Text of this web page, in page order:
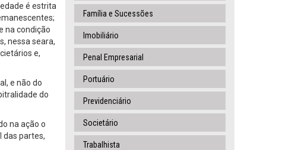
é estrita
na condição
nessa seara,
e,
e não do
do
na ação o
das partes,
Família e Sucessões
Imobiliário
Penal Empresarial
Portuário
Previdenciário
Societário
Trabalhista